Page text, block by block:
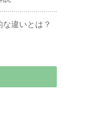
違いとは？